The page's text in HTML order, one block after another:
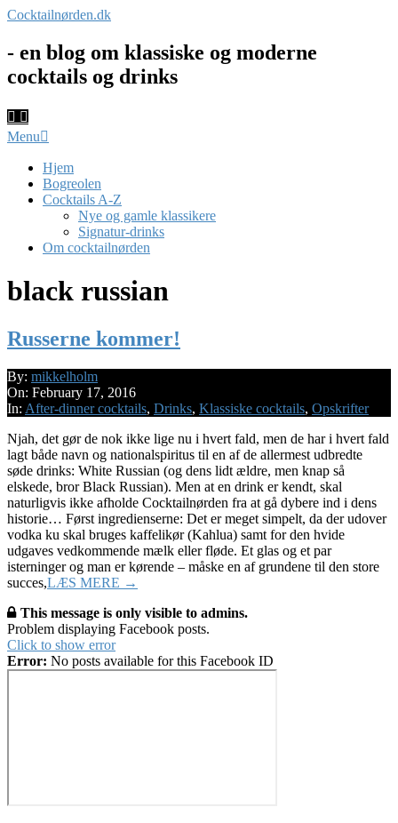
Skip
content
Cocktailnørden.dk
- en blog om klassiske og moderne
cocktails og drinks
Primary
Menu
Menu
Hjem
Bogreolen
Cocktails A-Z
Nye og gamle klassikere
Signatur-drinks
Om cocktailnørden
black russian
Russerne kommer!
2016-
02-
17
By: mikkelholm
On: February 17, 2016
In: After-dinner cocktails, Drinks, Klassiske cocktails, Opskrifter
Njah, det gør de nok ikke lige nu i hvert fald, men de har i hvert fald
lagt både navn og nationalspiritus til en af de allermest udbredte
søde drinks: White Russian (og dens lidt ældre, men knap så
elskede, bror Black Russian). Men at en drink er kendt, skal
naturligvis ikke afholde Cocktailnørden fra at gå dybere ind i dens
historie… Først ingredienserne: Det er meget simpelt, da der udover
vodka ku skal bruges kaffelikør (Kahlua) samt for den hvide
udgaves vedkommende mælk eller fløde. Et glas og et par
isterninger og man er kørende – måske en af grundene til den store
succes,LÆS MERE →
This message is only visible to admins.
Problem displaying Facebook posts.
Click to show error
Error: No posts available for this Facebook ID